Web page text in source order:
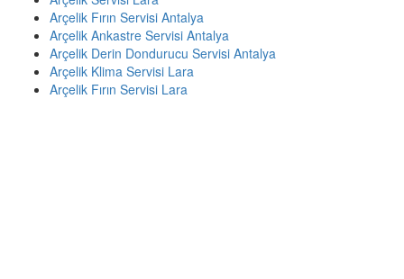
Arçelik Fırın Servisi Antalya
Arçelik Ankastre Servisi Antalya
Arçelik Derin Dondurucu Servisi Antalya
Arçelik Klima Servisi Lara
Arçelik Fırın Servisi Lara